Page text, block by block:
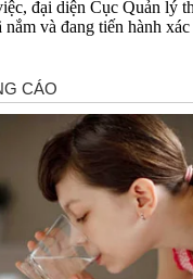
đại diện Cục Quản lý
và đang tiến hành